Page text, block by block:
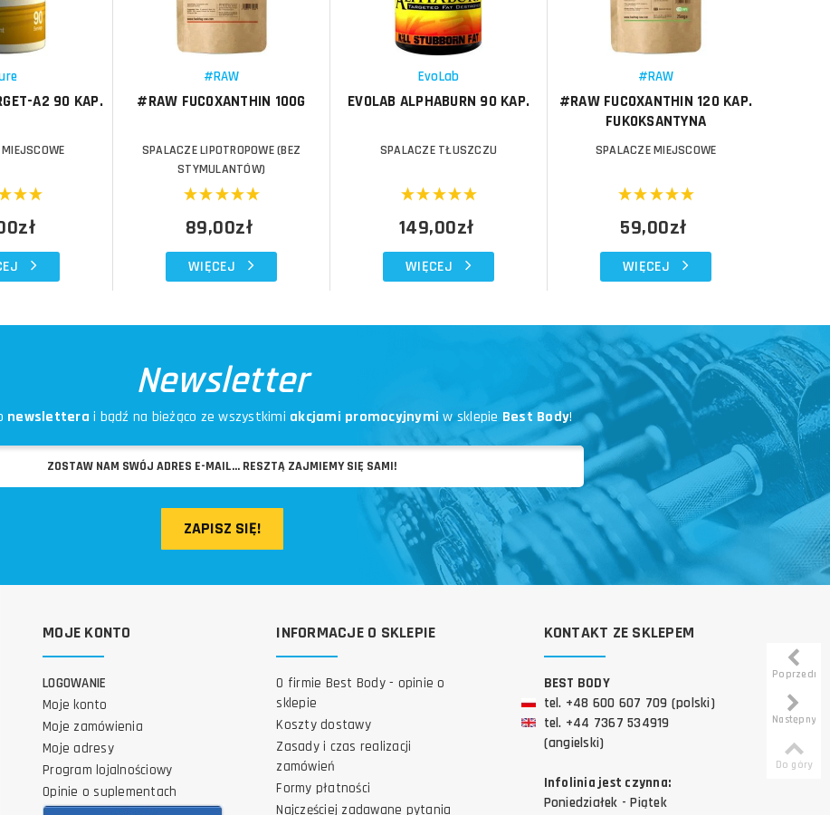
A2 90 KAP.
#RAW
#RAW FUCOXANTHIN 100G
SPALACZE LIPOTROPOWE (BEZ
STYMULANTÓW)
89,00zł
WIĘCEJ
EvoLab
EVOLAB ALPHABURN 90 KAP.
SPALACZE TŁUSZCZU
149,00zł
WIĘCEJ
#RAW
#RAW FUCOXANTHIN 120 KAP.
FUKOKSANTYNA
SPALACZE MIEJSCOWE
59,00zł
WIĘCEJ
Newsletter
newslettera i bądź na bieżąco ze wszystkimi akcjami promocyjnymi w sklepie Best Body!
ZAPISZ SIĘ!
MOJE KONTO
LOGOWANIE
Moje konto
Moje zamówienia
Moje adresy
Program lojalnościowy
Opinie o suplementach
INFORMACJE O SKLEPIE
O firmie Best Body - opinie o
sklepie
Koszty dostawy
Zasady i czas realizacji
zamówień
Formy płatności
Najczęściej zadawane pytania
KONTAKT ZE SKLEPEM
BEST BODY
tel. +48 600 607 709 (polski)
tel. +44 7367 534919
(angielski)
Infolinia jest czynna:
Poniedziałek - Piątek
Poprzedni
Następny
Do góry